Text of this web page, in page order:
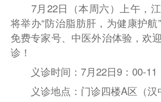
7月22日（本周六）上午，
将举办“防治脂肪肝，为健康护
免费专家号、中医外治体验，欢
诊！
义诊时间：7月22日9：00-11
义诊地点：门诊四楼A区（汉